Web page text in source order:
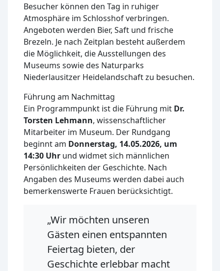
Besucher können den Tag in ruhiger
Atmosphäre im Schlosshof verbringen.
Angeboten werden Bier, Saft und frische
Brezeln. Je nach Zeitplan besteht außerdem
die Möglichkeit, die Ausstellungen des
Museums sowie des Naturparks
Niederlausitzer Heidelandschaft zu besuchen.
Führung am Nachmittag
Ein Programmpunkt ist die Führung mit Dr.
Torsten Lehmann, wissenschaftlicher
Mitarbeiter im Museum. Der Rundgang
beginnt am Donnerstag, 14.05.2026, um
14:30 Uhr und widmet sich männlichen
Persönlichkeiten der Geschichte. Nach
Angaben des Museums werden dabei auch
bemerkenswerte Frauen berücksichtigt.
„Wir möchten unseren
Gästen einen entspannten
Feiertag bieten, der
Geschichte erlebbar macht